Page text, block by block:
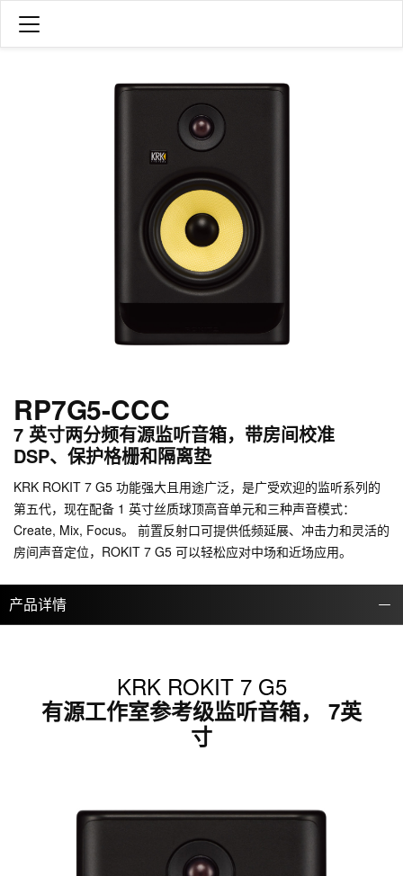
RP7G5-CCC
7 英寸两分频有源监听音箱，带房间校准
DSP、保护格栅和隔离垫
KRK ROKIT 7 G5 功能强大且用途广泛，是广受欢迎的监听系列的
第五代，现在配备 1 英寸丝质球顶高音单元和三种声音模式：
Create, Mix, Focus。 前置反射口可提供低频延展、冲击力和灵活的
房间声音定位，ROKIT 7 G5 可以轻松应对中场和近场应用。
产品详情
KRK ROKIT 7 G5
有源工作室参考级监听音箱， 7英
寸